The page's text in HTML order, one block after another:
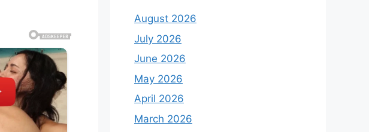
August 2026
July 2026
June 2026
May 2026
April 2026
March 2026